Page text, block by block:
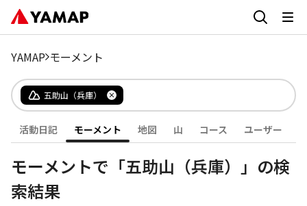
YAMAP モーメント
五助山（兵庫）
活動日記 モーメント 地図 山 コース ユーザー
モーメントで「五助山（兵庫）」の検
索結果